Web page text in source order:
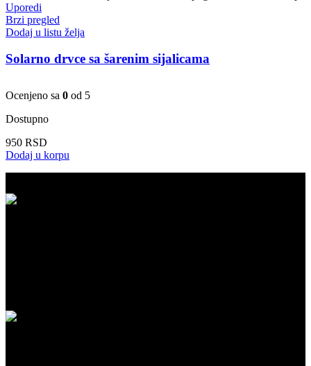
Uporedi
Brzi pregled
Dodaj u listu želja
Solarno drvce sa šarenim sijalicama
Ocenjeno sa 0 od 5
Dostupno
950 RSD
Dodaj u korpu